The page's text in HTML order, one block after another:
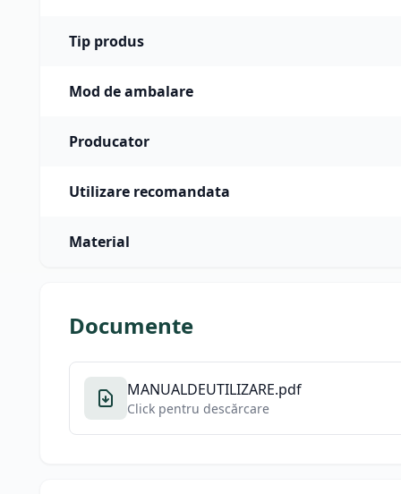
Tip produs
Mod de ambalare
Producator
Utilizare recomandata
Material
Documente
MANUALDEUTILIZARE.pdf
Click pentru descărcare